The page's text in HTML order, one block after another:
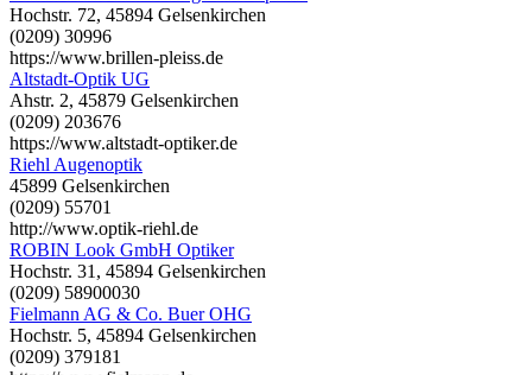
Hochstr. 72, 45894 Gelsenkirchen
(0209) 30996
https://www.brillen-pleiss.de
Altstadt-Optik UG
Ahstr. 2, 45879 Gelsenkirchen
(0209) 203676
https://www.altstadt-optiker.de
Riehl Augenoptik
45899 Gelsenkirchen
(0209) 55701
http://www.optik-riehl.de
ROBIN Look GmbH Optiker
Hochstr. 31, 45894 Gelsenkirchen
(0209) 58900030
Fielmann AG & Co. Buer OHG
Hochstr. 5, 45894 Gelsenkirchen
(0209) 379181